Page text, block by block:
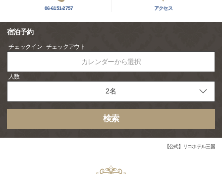
06-6151-2757 アクセス
宿泊予約
チェックイン - チェックアウト
カレンダーから選択
人数
検索
【公式】リコホテル三国